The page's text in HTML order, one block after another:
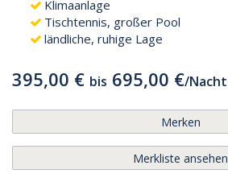
Klimaanlage
Tischtennis, großer Pool
ländliche, ruhige Lage
395,00 € bis 695,00 €/Nacht
Merken
Merkliste ansehen